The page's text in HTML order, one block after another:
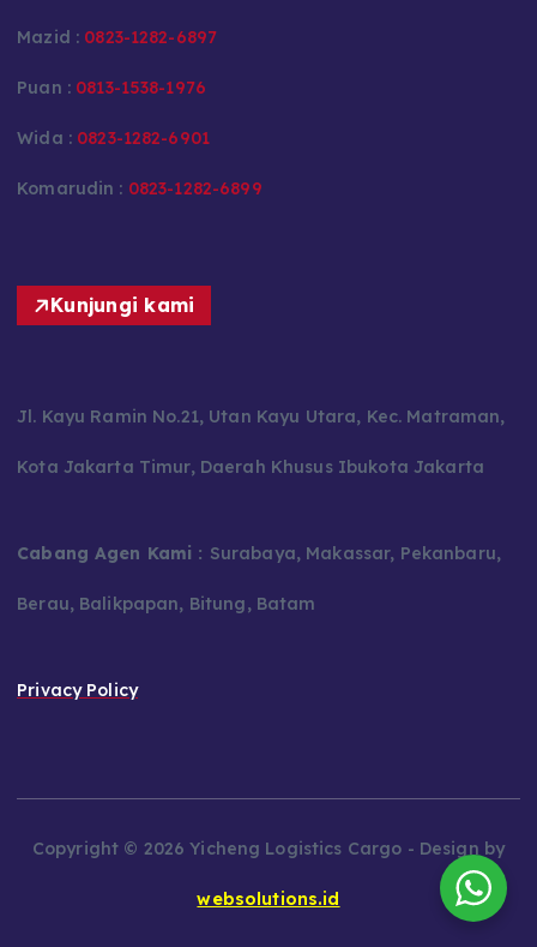
Mazid : 0823-1282-6897
Puan : 0813-1538-1976
Wida : 0823-1282-6901
Komarudin : 0823-1282-6899
Kunjungi kami
Jl. Kayu Ramin No.21, Utan Kayu Utara, Kec. Matraman,
Kota Jakarta Timur, Daerah Khusus Ibukota Jakarta
Cabang Agen Kami : Surabaya, Makassar, Pekanbaru,
Berau, Balikpapan, Bitung, Batam
Privacy Policy
Copyright © 2026 Yicheng Logistics Cargo - Design by
websolutions.id